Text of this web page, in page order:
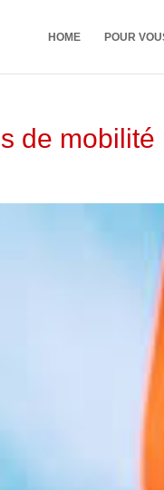
HOME POUR
de